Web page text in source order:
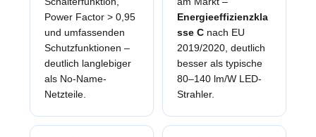
Power Factor > 0,95
und umfassenden
Schutzfunktionen –
deutlich langlebiger
als No-Name-
Netzteile.
Energieeffizienzkla
sse C nach EU
2019/2020, deutlich
besser als typische
80–140 lm/W LED-
Strahler.